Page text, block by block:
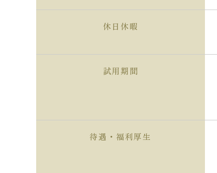
休日休暇
試用期間
待遇・福利厚生